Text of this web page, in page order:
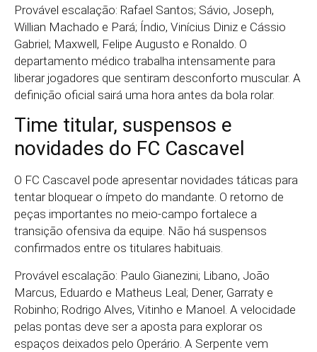
Provável escalação: Rafael Santos; Sávio, Joseph,
Willian Machado e Pará; Índio, Vinícius Diniz e Cássio
Gabriel; Maxwell, Felipe Augusto e Ronaldo. O
departamento médico trabalha intensamente para
liberar jogadores que sentiram desconforto muscular. A
definição oficial sairá uma hora antes da bola rolar.
Time titular, suspensos e
novidades do FC Cascavel
O FC Cascavel pode apresentar novidades táticas para
tentar bloquear o ímpeto do mandante. O retorno de
peças importantes no meio-campo fortalece a
transição ofensiva da equipe. Não há suspensos
confirmados entre os titulares habituais.
Provável escalação: Paulo Gianezini; Libano, João
Marcus, Eduardo e Matheus Leal; Dener, Garraty e
Robinho; Rodrigo Alves, Vitinho e Manoel. A velocidade
pelas pontas deve ser a aposta para explorar os
espaços deixados pelo Operário. A Serpente vem